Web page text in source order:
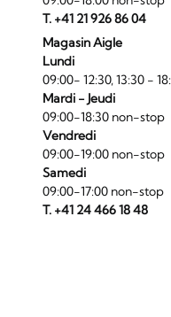
T. +41 21 926 86 04
Magasin Aigle
Lundi
09:00- 12:30, 13:30 -
Mardi - Jeudi
09:00-18:30 non-stop
Vendredi
09:00-19:00 non-stop
Samedi
09:00-17:00 non-stop
T. +41 24 466 18 48